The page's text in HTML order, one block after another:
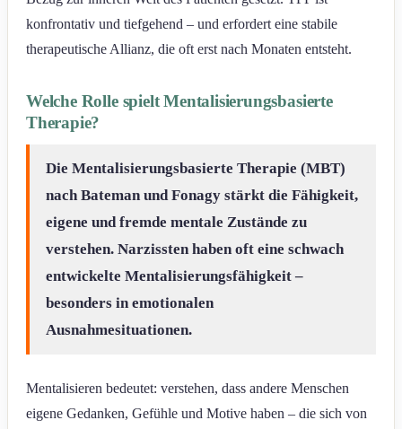
konfrontativ und tiefgehend – und erfordert eine stabile
therapeutische Allianz, die oft erst nach Monaten entsteht.
Welche Rolle spielt Mentalisierungsbasierte
Therapie?
Die Mentalisierungsbasierte Therapie (MBT)
nach Bateman und Fonagy stärkt die Fähigkeit,
eigene und fremde mentale Zustände zu
verstehen. Narzissten haben oft eine schwach
entwickelte Mentalisierungsfähigkeit –
besonders in emotionalen
Ausnahmesituationen.
Mentalisieren bedeutet: verstehen, dass andere Menschen
eigene Gedanken, Gefühle und Motive haben – die sich von